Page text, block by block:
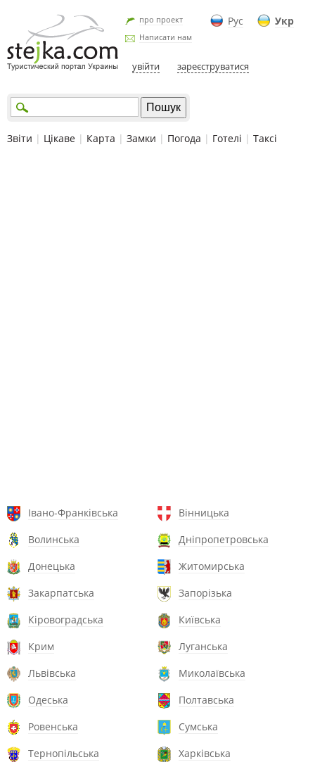
Рус Укр
про проект
Написати нам
увійти зареєструватися
Звіти | Цікаве | Карта | Замки | Погода | Готелі | Таксі
Івано-Франківська
Вінницька
Волинська
Дніпропетровська
Донецька
Житомирська
Закарпатська
Запорізька
Кіровоградська
Київська
Крим
Луганська
Львівська
Миколаївська
Одеська
Полтавська
Ровенська
Сумська
Тернопільська
Харківська